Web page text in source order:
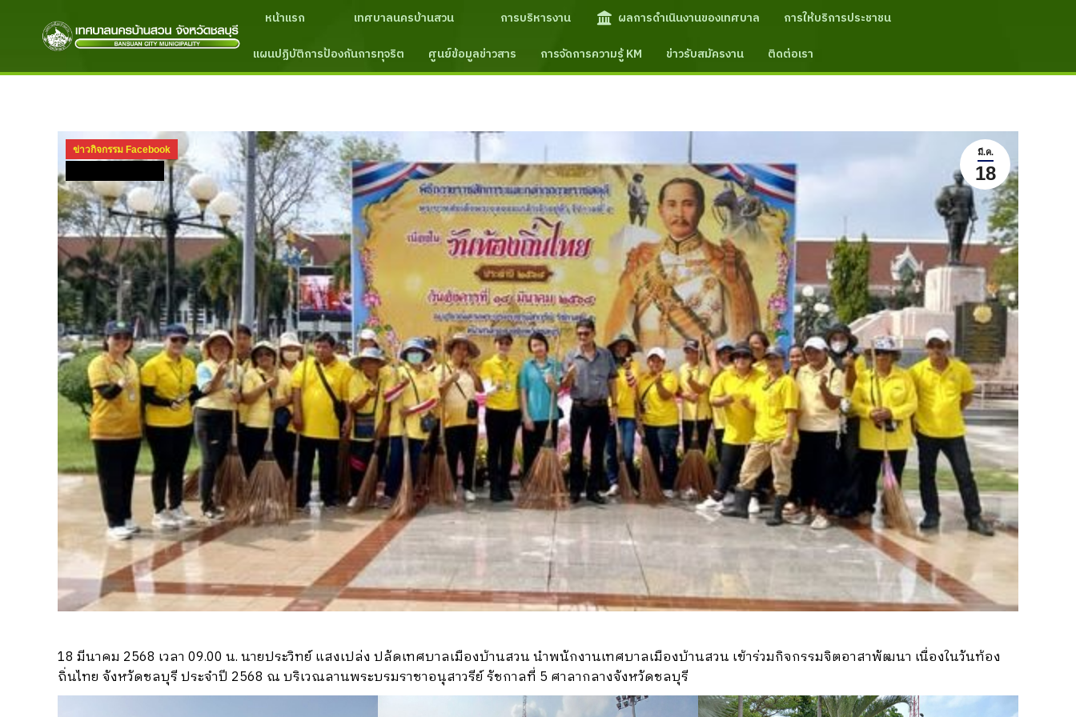
หน้าแรก เทศบาลนครบ้านสวน การบริหารงาน ผลการดำเนินงานของเทศบาล
การให้บริการประชาชน
แผนปฏิบัติการป้องกันการทุจริต
ศูนย์ข้อมูลข่าวสาร การจัดการความรู้ KM ข่าวรับสมัครงาน ติดต่อเรา
มี.ค.
18
ข่าวกิจกรรม Facebook
18 มีนาคม 2568 เวลา 09.00 น. นายประวิทย์ แสงเปล่ง ปลัดเทศบาลเมืองบ้านสวน นำพนักงานเทศบาลเมืองบ้านสวน เข้าร่วมกิจกรรมจิตอาสาพัฒนา เนื่องในวันท้อง
ถิ่นไทย จังหวัดชลบุรี ประจำปี 2568 ณ บริเวณลานพระบรมราชาอนุสาวรีย์ รัชกาลที่ 5 ศาลากลางจังหวัดชลบุรี